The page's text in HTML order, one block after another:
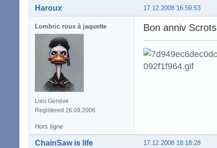
17.12.2008 16:59:53
Haroux
Lombric roux à jaquette
Lieu Genève
Registered 26.09.2006
Bon anniv
Hors ligne
17.12.2008 18:18:28
ChainSaw is life